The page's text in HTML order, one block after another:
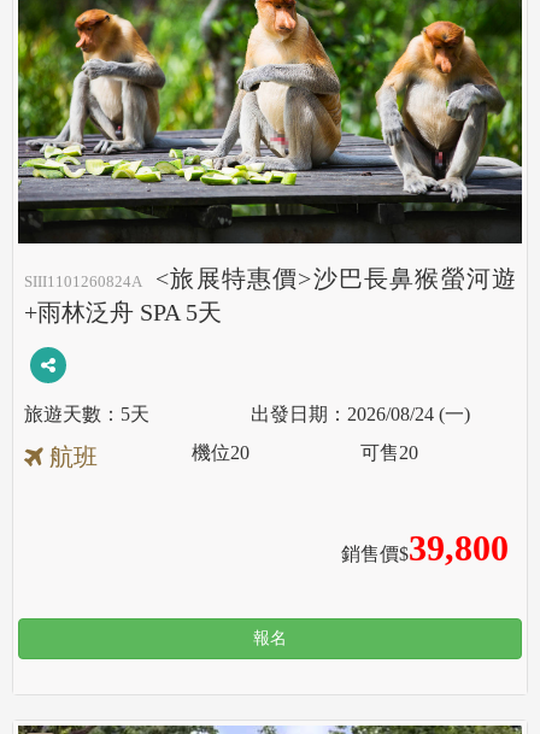
SIII1101260824A
<旅展特惠價>沙巴長鼻猴螢河遊
+雨林泛舟 SPA 5天
5天 2026/08/24 (一)
航班
銷售價$39,800
機位20 可售20
報名